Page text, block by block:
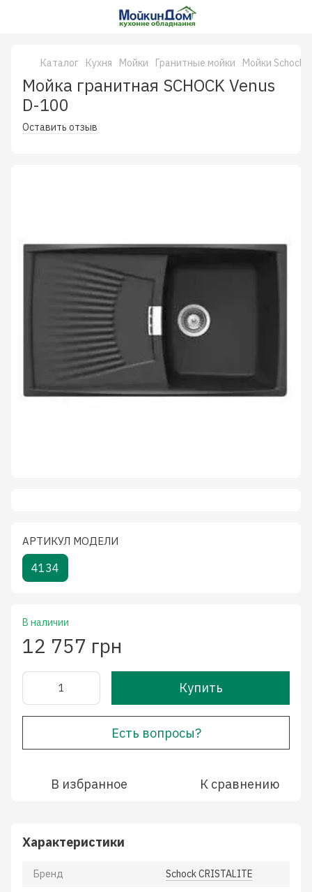
Каталог Кухня Мойки Гранитные мойки Мойки Schock
Мойка гранитная SCHOCK Venus
D-100
Оставить отзыв
АРТИКУЛ МОДЕЛИ
4134
В наличии
12 757 грн
Купить
Есть вопросы?
В избранное К сравнению
Характеристики
Бренд Schock CRISTALITE